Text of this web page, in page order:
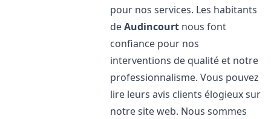
pour nos services. Les habitants
deAudincourt nous font
confiance pour nos
interventions de qualité et notre
professionnalisme. Vous pouvez
lire leurs avis clients élogieux sur
notre site web. Nous sommes